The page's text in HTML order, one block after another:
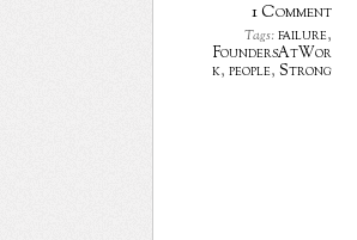
1 Comment
Tags:failure,
FoundersAtWor
k, people, Strong